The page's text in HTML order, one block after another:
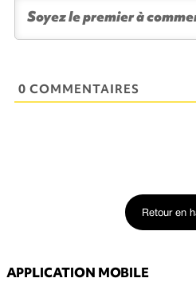
0 COMMENTAIRES
Retour en
APPLICATION MOBILE